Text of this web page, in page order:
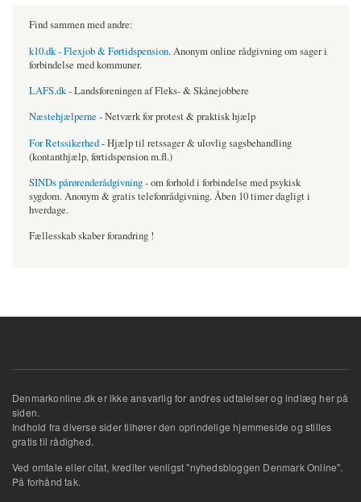
Find sammen med andre:
k10.dk - Flexjob & Førtidspension. Anonym online rådgivning om sager i
forbindelse med kommuner.
LAFS.dk- Landsforeningen af Fleks- & Skånejobbere
Næstehjælperne - Netværk for protest & praktisk hjælp
For Retssikerhed- Hjælp til retssager & ulovlig sagsbehandling
(kontanthjælp, førtidspension m.fl.)
SINDs pårørenderådgivning- om forhold i forbindelse med psykisk
sygdom. Anonym & gratis telefonrådgivning. Åben 10 timer dagligt i
hverdage.
Fællesskab skaber forandring !
Denmarkonline.dk er ikke ansvarlig for andres udtalelser og indlæg her på
siden.
Indhold fra diverse sider tilhører den oprindelige hjemmeside og stilles
gratis til rådighed.
Ved omtale eller citat, krediter venligst "nyhedsbloggen Denmark Online".
På forhånd tak.